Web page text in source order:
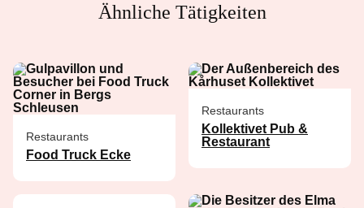
Ähnliche Tätigkeiten
Restaurants
Food Truck Ecke
Restaurants
Kollektivet Pub &
Restaurant